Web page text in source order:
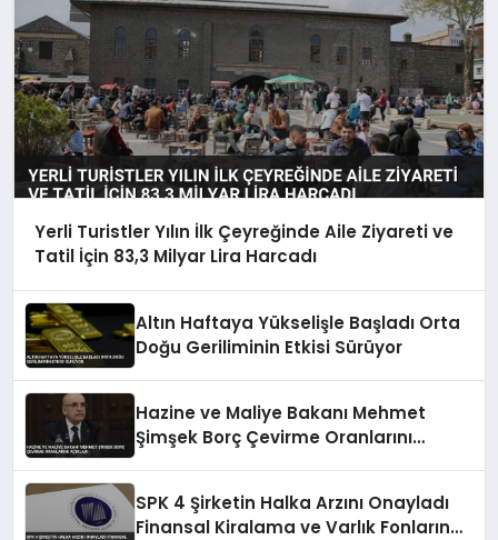
Yerli Turistler Yılın İlk Çeyreğinde Aile Ziyareti ve
Tatil İçin 83,3 Milyar Lira Harcadı
Altın Haftaya Yükselişle Başladı Orta
Doğu Geriliminin Etkisi Sürüyor
Hazine ve Maliye Bakanı Mehmet
Şimşek Borç Çevirme Oranlarını
SPK 4 Şirketin Halka Arzını Onayladı
Finansal Kiralama ve Varlık Fonlarına